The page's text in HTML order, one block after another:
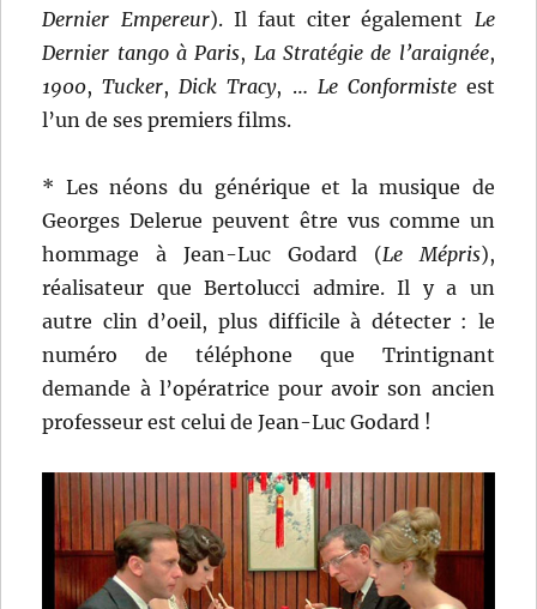
Dernier Empereur). Il faut citer également Le
Dernier tango à Paris, La Stratégie de l’araignée,
1900,Tucker,Dick Tracy, … Le Conformisteest
l’un de ses premiers films.
* Les néons du générique et la musique de
Georges Delerue peuvent être vus comme un
hommage à Jean-Luc Godard (Le Mépris),
réalisateur que Bertolucci admire. Il y a un
autre clin d’oeil, plus difficile à détecter : le
numéro de téléphone que Trintignant
demande à l’opératrice pour avoir son ancien
professeur est celui de Jean-Luc Godard !